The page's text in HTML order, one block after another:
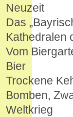
Neuzeit
Das
Kathedralen
Vom
Bier
Trockene
Bomben,
Weltkrieg